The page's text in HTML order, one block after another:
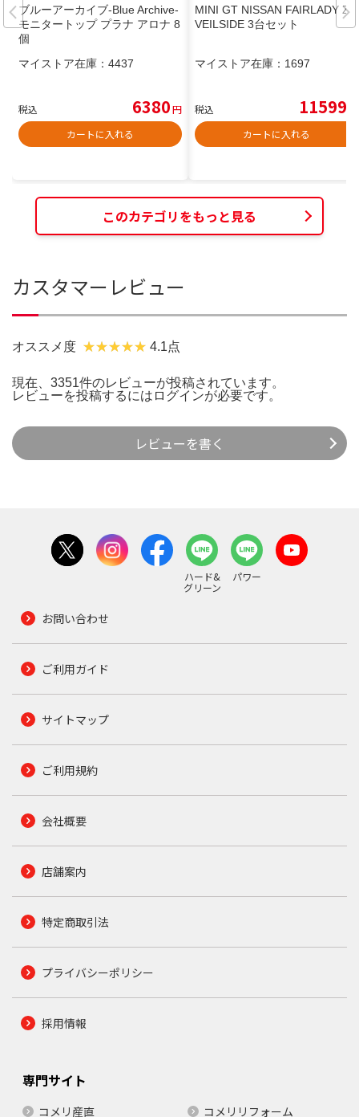
ブルーアーカイブ-Blue Archive-
モニタートップ プラナ アロナ 8
個
マイストア在庫： 4437
税込 6380円
カートに入れる
MINI GT NISSAN FAIRLADY Z
VEILSIDE 3台セット
マイストア在庫： 1697
税込 11599
カートに入れる
このカテゴリをもっと見る
カスタマーレビュー
オススメ度 4.1点
現在、3351件のレビューが投稿されています。
レビューを投稿するには ログインが必要です。
レビューを書く
ハード&
グリーン
パワー
お問い合わせ
ご利用ガイド
サイトマップ
ご利用規約
会社概要
店舗案内
特定商取引法
プライバシーポリシー
採用情報
専門サイト
コメリ産直 コメリリフォーム